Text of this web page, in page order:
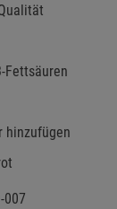
Fettsäuren
hinzufügen
007